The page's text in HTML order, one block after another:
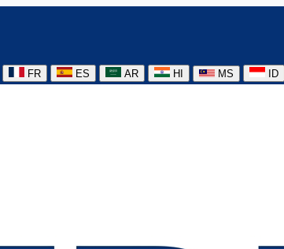
FR ES AR HI MS ID